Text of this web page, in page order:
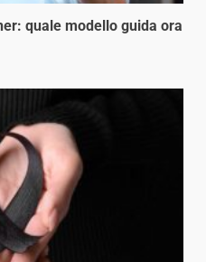
quale modello guida ora